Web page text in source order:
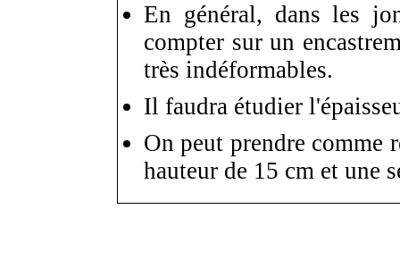
En général, dans les
compter sur un
très indéformables.
Il faudra étudier
On peut prendre comme
hauteur de 15 cm et une